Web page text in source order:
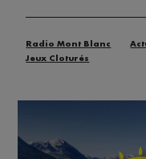
Radio Mont Blanc
Jeux Cloturés